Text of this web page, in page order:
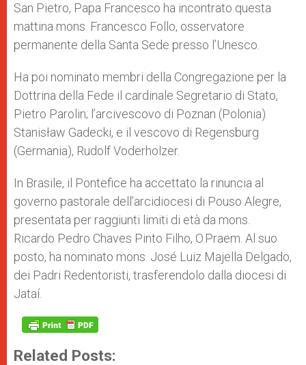
San Pietro, Papa Francesco ha incontrato questa
mattina mons. Francesco Follo, osservatore
permanente della Santa Sede presso l’Unesco.
Ha poi nominato membri della Congregazione per la
Dottrina della Fede il cardinale Segretario di Stato,
Pietro Parolin; l’arcivescovo di Poznan (Polonia)
Stanisław Gadecki, e il vescovo di Regensburg
(Germania), Rudolf Voderholzer.
In Brasile, il Pontefice ha accettato la rinuncia al
governo pastorale dell’arcidiocesi di Pouso Alegre,
presentata per raggiunti limiti di età da mons.
Ricardo Pedro Chaves Pinto Filho, O.Praem. Al suo
posto, ha nominato mons. José Luiz Majella Delgado,
dei Padri Redentoristi, trasferendolo dalla diocesi di
Jataí.
Related Posts: